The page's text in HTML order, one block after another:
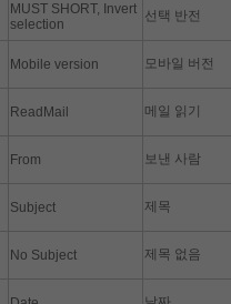
MUST SHORT, Invert
selection
선택 반전
Mobile version 모바일 버전
ReadMail 메일 읽기
From 보낸 사람
Subject 제목
No Subject 제목 없음